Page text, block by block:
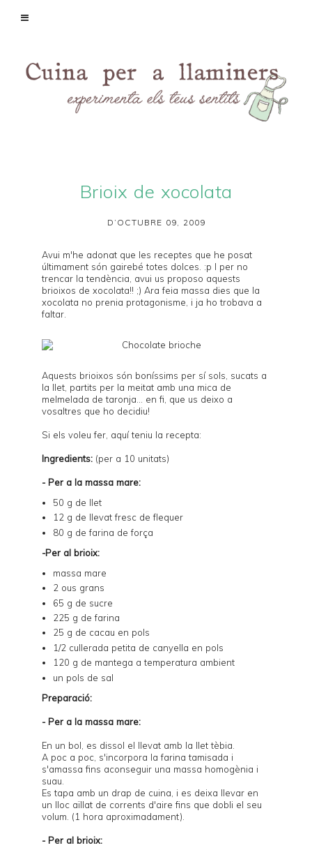
Brioix de xocolata
D’OCTUBRE 09, 2009
Avui m'he adonat que les receptes que he posat
últimament són gairebé totes dolces. :p I per no
trencar la tendència, avui us proposo aquests
brioixos de xocolata!! ;) Ara feia massa dies que la
xocolata no prenia protagonisme, i ja ho trobava a
faltar.
Aquests brioixos són boníssims per sí sols, sucats a
la llet, partits per la meitat amb una mica de
melmelada de taronja... en fi, que us deixo a
vosaltres que ho decidiu!
Si els voleu fer, aquí teniu la recepta:
Ingredients: (per a 10 unitats)
- Per a la massa mare:
50 g de llet
12 g de llevat fresc de flequer
80 g de farina de força
-Per al brioix:
massa mare
2 ous grans
65 g de sucre
225 g de farina
25 g de cacau en pols
1/2 cullerada petita de canyella en pols
120 g de mantega a temperatura ambient
un pols de sal
Preparació:
- Per a la massa mare:
En un bol, es dissol el llevat amb la llet tèbia.
A poc a poc, s'incorpora la farina tamisada i
s'amassa fins aconseguir una massa homogènia i
suau.
Es tapa amb un drap de cuina, i es deixa llevar en
un lloc aïllat de corrents d'aire fins que dobli el seu
volum. (1 hora aproximadament).
- Per al brioix: